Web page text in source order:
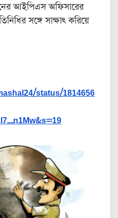
আইপিএস অফিসারের
সঙ্গে সাক্ষাৎ করিয়ে
status/1814656